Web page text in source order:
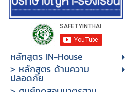
หลักสูตร IN-House
> หลักสูตร ด้านความ
ปลอดภัย